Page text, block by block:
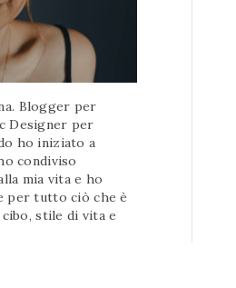
Blogger per
Designer per
ho iniziato a
condiviso
mia vita e ho
per tutto ciò che è
cibo, stile di vita e